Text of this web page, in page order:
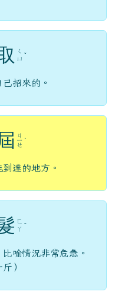
ㄑ
ㄩ ˇ
招來的。
ㄐ
ㄧ
ㄝ
ˋ
達的地方。
ㄈ
ㄚ ˇ
喻情況非常危急。
）